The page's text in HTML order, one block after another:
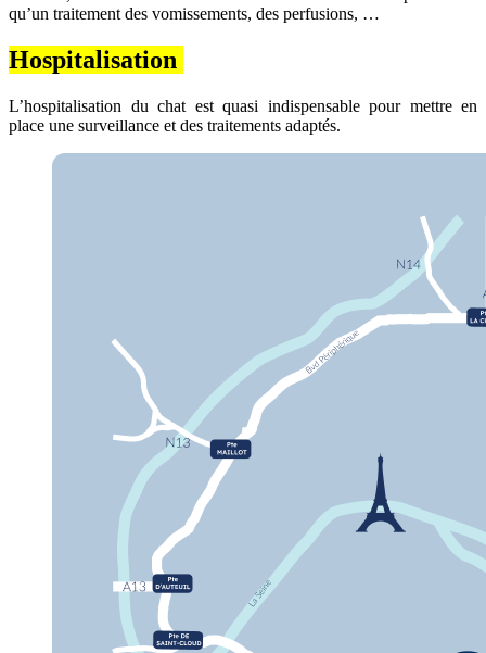
qu’un traitement des vomissements, des perfusions, …
Hospitalisation
L’hospitalisation du chat est quasi indispensable pour mettre en
place une surveillance et des traitements adaptés.